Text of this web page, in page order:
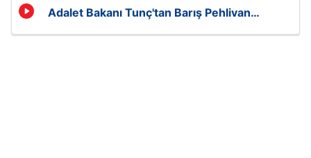
Adalet Bakanı Tunç'tan Barış Pehlivan